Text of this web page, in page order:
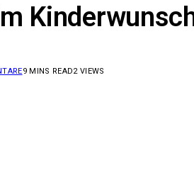
9 MINS READ2 VIEWS